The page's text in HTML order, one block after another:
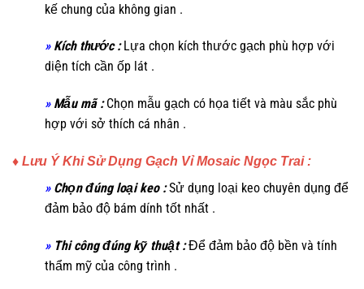
kế chung của không gian .
» Kích thước :Lựa chọn kích thước gạch phù hợp với
diện tích cần ốp lát .
» Mẫu mã :Chọn mẫu gạch có họa tiết và màu sắc phù
hợp với sở thích cá nhân .
♦ Lưu Ý Khi Sử Dụng Gạch Vỉ Mosaic Ngọc Trai :
» Chọn đúng loại keo :Sử dụng loại keo chuyên dụng để
đảm bảo độ bám dính tốt nhất .
» Thi công đúng kỹ thuật :Để đảm bảo độ bền và tính
thẩm mỹ của công trình .